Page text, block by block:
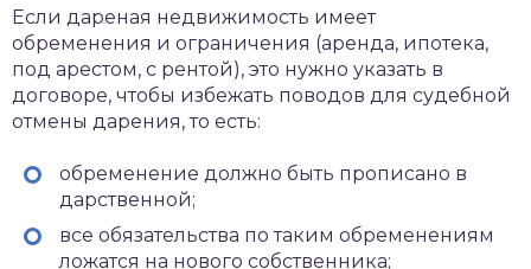
Если дареная недвижимость имеет
обременения и ограничения (аренда, ипотека,
под арестом, с рентой), это нужно указать в
договоре, чтобы избежать поводов для судебной
отмены дарения, то есть:
обременение должно быть прописано в
дарственной;
все обязательства по таким обременениям
ложатся на нового собственника;